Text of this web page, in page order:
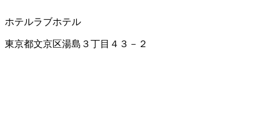
ホテルラブホテル
東京都文京区湯島３丁目４３－２